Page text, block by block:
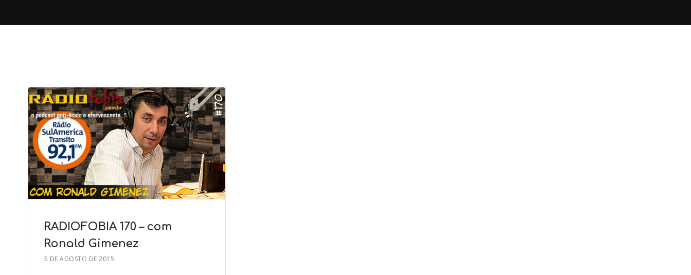
RADIOFOBIA 170 – com
Ronald Gimenez
5 DE AGOSTO DE 2015